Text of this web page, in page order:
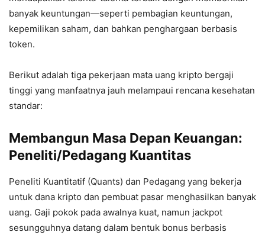
banyak keuntungan—seperti pembagian keuntungan,
kepemilikan saham, dan bahkan penghargaan berbasis
token.
Berikut adalah tiga pekerjaan mata uang kripto bergaji
tinggi yang manfaatnya jauh melampaui rencana kesehatan
standar:
Membangun Masa Depan Keuangan:
Peneliti/Pedagang Kuantitas
Peneliti Kuantitatif (Quants) dan Pedagang yang bekerja
untuk dana kripto dan pembuat pasar menghasilkan banyak
uang. Gaji pokok pada awalnya kuat, namun jackpot
sesungguhnya datang dalam bentuk bonus berbasis